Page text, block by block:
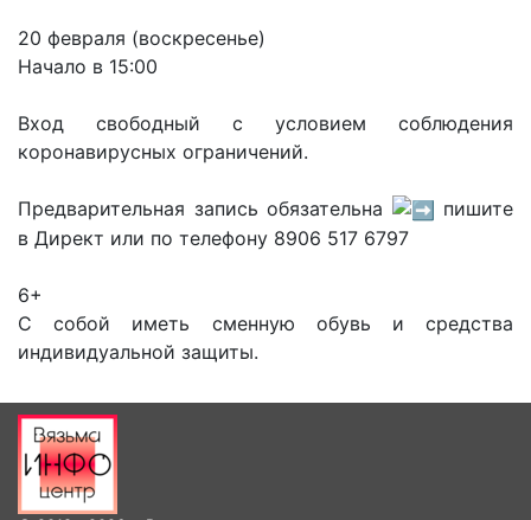
20 февраля (воскресенье)
Начало в 15:00
Вход свободный с условием соблюдения
коронавирусных ограничений.
Предварительная запись обязательна
пишите
в Директ или по телефону 8906 517 6797
6+
С собой иметь сменную обувь и средства
индивидуальной защиты.